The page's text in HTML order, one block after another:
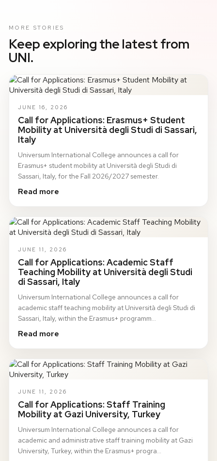
MORE STORIES
Keep exploring the latest from
UNI.
JUNE 16, 2026
Call for Applications: Erasmus+ Student
Mobility at Università degli Studi di Sassari,
Italy
Universum International College announces a call for
Erasmus+ student mobility at Università degli Studi di
Sassari, Italy, for the Fall 2026/2027 semester.
Read more
JUNE 11, 2026
Call for Applications: Academic Staff
Teaching Mobility at Università degli Studi
di Sassari, Italy
Universum International College announces a call for
academic staff teaching mobility at Università degli Studi di
Sassari, Italy, within the Erasmus+ programm…
Read more
JUNE 11, 2026
Call for Applications: Staff Training
Mobility at Gazi University, Turkey
Universum International College announces a call for
academic and administrative staff training mobility at Gazi
University, Turkey, within the Erasmus+ progra…